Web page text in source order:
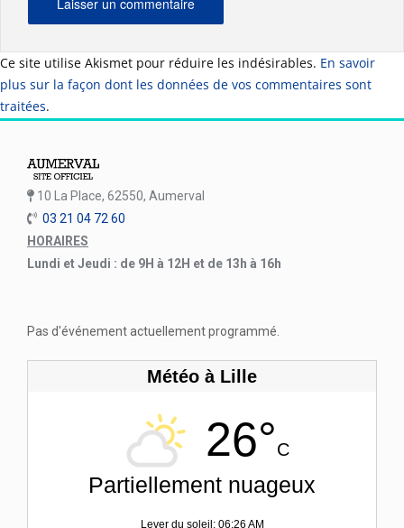
Ce site utilise Akismet pour réduire les indésirables. En savoir
plus sur la façon dont les données de vos commentaires sont
traitées.
10 La Place, 62550, Aumerval
03 21 04 72 60
HORAIRES
Lundi et Jeudi : de 9H à 12H et de 13h à 16h
Pas d'événement actuellement programmé.
Météo à Lille
26°C
Partiellement nuageux
Lever du soleil: 06:26 AM